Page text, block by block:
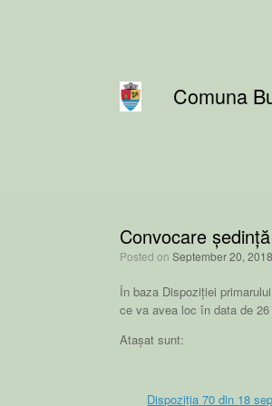
Comuna
Convocare
Posted on September 20, 2018
În baza Dispoziției
ce va avea loc în data de
Atașat sunt:
Dispoziția 70 din 18